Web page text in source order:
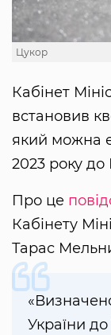
Цукор
Кабінет
встановив
який можна
2023 року до
Про це
Кабінету
Тарас
України до